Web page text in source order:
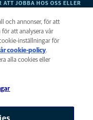
ATT JOBBA HOS OSS ELLER
© 2026
och annonser, för att
att analysera vår
inställningar för
cookie-policy(opens in a
new tab)
.
alla cookies eller